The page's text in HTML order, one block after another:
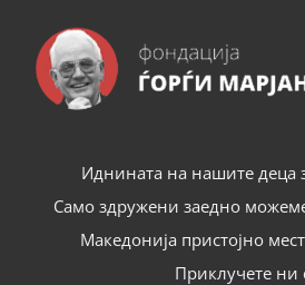
Иднината на нашите деца
Само здружени заедно
Македонија пристојно
Приклучете ни